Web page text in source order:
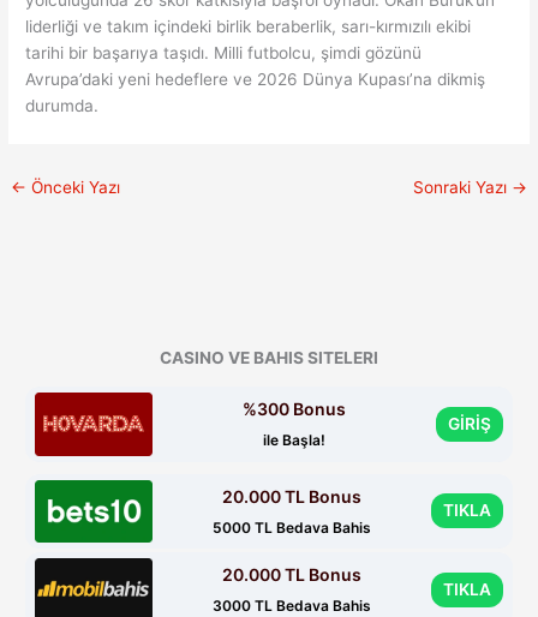
liderliği ve takım içindeki birlik beraberlik, sarı-kırmızılı ekibi
tarihi bir başarıya taşıdı. Milli futbolcu, şimdi gözünü
Avrupa’daki yeni hedeflere ve 2026 Dünya Kupası’na dikmiş
durumda.
← Önceki Yazı Sonraki Yazı →
CASINO VE BAHIS SITELERI
%300 Bonus
ile Başla!
GİRİŞ
20.000 TL Bonus
5000 TL Bedava Bahis
TIKLA
20.000 TL Bonus
3000 TL Bedava Bahis
TIKLA